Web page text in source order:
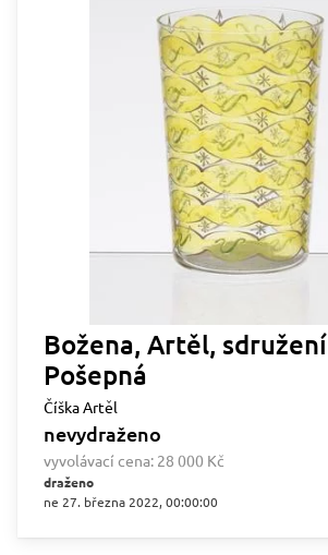
Božena, Artěl, sdružení
Pošepná
Číška Artěl
nevydraženo
vyvolávací cena: 28 000 Kč
draženo
ne 27. března 2022, 00:00:00